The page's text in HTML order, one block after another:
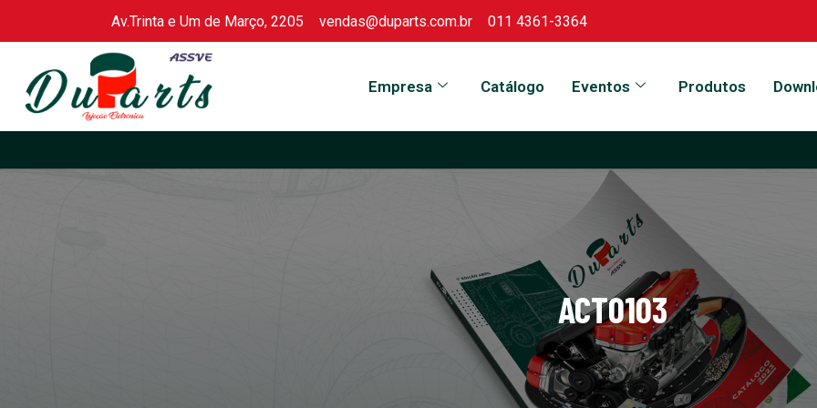
content
Av.Trinta e Um de Março, 2205 vendas@duparts.com.br 011 4361-3364
Empresa Catálogo Eventos Produtos
ACT0103